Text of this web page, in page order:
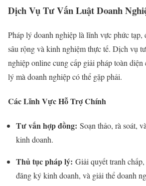
Dịch Vụ Tư Vấn Luật Doanh
Pháp lý doanh nghiệp là lĩnh vực phức tạp,
sâu rộng và kinh nghiệm thực tế. Dịch vụ
nghiệp online cung cấp giải pháp toàn diện
lý mà doanh nghiệp có thể gặp phải.
Các Lĩnh Vực Hỗ Trợ Chính
Tư vấn hợp đồng: Soạn thảo, rà soát,
kinh doanh.
Thủ tục pháp lý: Giải quyết tranh
đăng ký kinh doanh, và giải thể doanh